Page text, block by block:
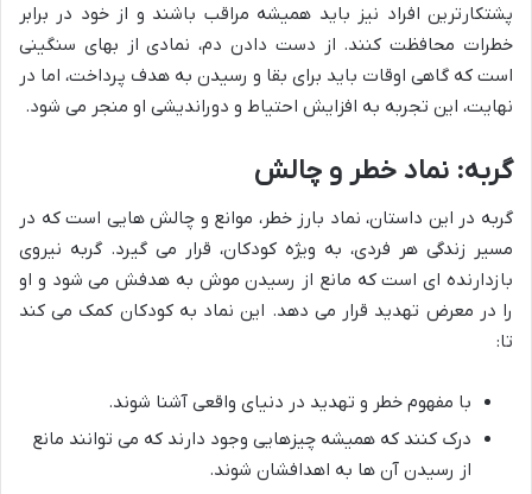
پشتکارترین افراد نیز باید همیشه مراقب باشند و از خود در برابر
خطرات محافظت کنند. از دست دادن دم، نمادی از بهای سنگینی
است که گاهی اوقات باید برای بقا و رسیدن به هدف پرداخت، اما در
نهایت، این تجربه به افزایش احتیاط و دوراندیشی او منجر می شود.
گربه: نماد خطر و چالش
گربه در این داستان، نماد بارز خطر، موانع و چالش هایی است که در
مسیر زندگی هر فردی، به ویژه کودکان، قرار می گیرد. گربه نیروی
بازدارنده ای است که مانع از رسیدن موش به هدفش می شود و او
را در معرض تهدید قرار می دهد. این نماد به کودکان کمک می کند
تا:
با مفهوم خطر و تهدید در دنیای واقعی آشنا شوند.
درک کنند که همیشه چیزهایی وجود دارند که می توانند مانع
از رسیدن آن ها به اهدافشان شوند.